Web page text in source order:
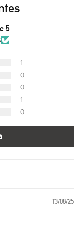
5
1
0
0
1
0
13/08/25